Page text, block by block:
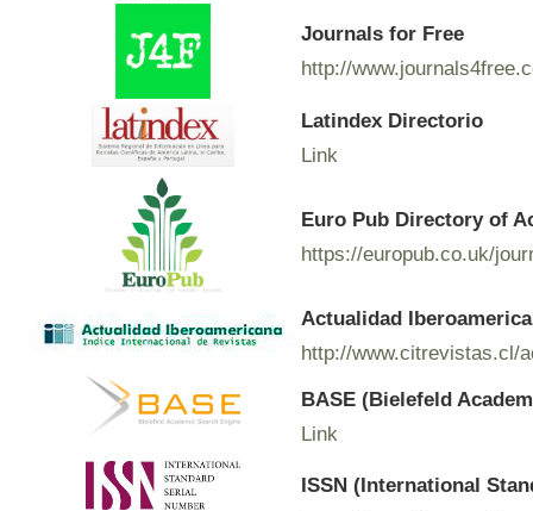
Journals for Free
http://
Latindex Directorio
Link
Euro Pub Directory of
https://europub.co.uk/
Actualidad
http://www.citrevistas.cl/
BASE (Bielefeld
Link
ISSN (International